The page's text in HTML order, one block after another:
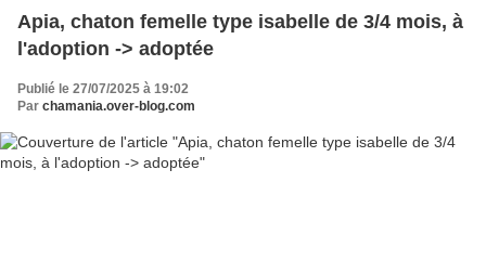
Apia, chaton femelle type isabelle de 3/4 mois, à
l'adoption -> adoptée
Publié le 27/07/2025 à 19:02
Par chamania.over-blog.com